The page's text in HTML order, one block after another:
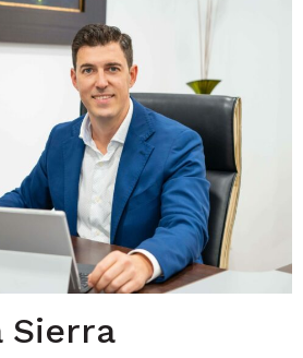
Sierra